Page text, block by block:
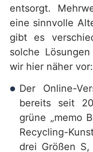
entsorgt.
eine sinnvolle
gibt es
solche
wir hier näher vor:
Der Online-
bereits seit
grüne „memo
Recycling-
drei Größen